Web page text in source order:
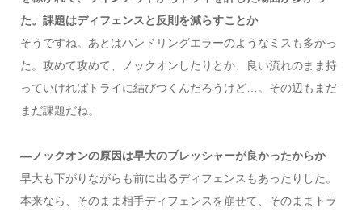
た。課題はディフェンスと反則を減らすことか
そうですね。あとはハンドリングエラーのようなミスも多かっ
た。攻めて攻めて、ノックオンしたりとか、良い流れのまま持
っていければトライに結びつくんだろうけど…。その辺もまだ
まだ課題だね。
―ノックオンの原因は早大のプレッシャーが良かったからか
早大も下がりながらも前に出るディフェンスもあったりした。
本来なら、そのまま相手ディフェンスを崩せて、そのままトラ